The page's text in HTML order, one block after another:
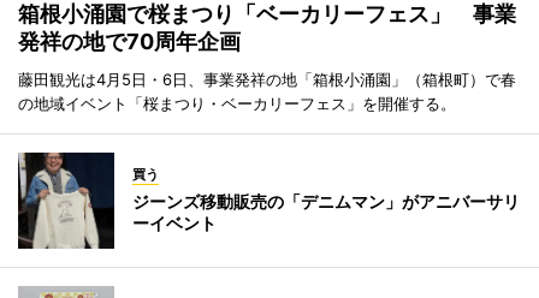
箱根小涌園で桜まつり「ベーカリーフェス」 事業
発祥の地で70周年企画
藤田観光は4月5日・6日、事業発祥の地「箱根小涌園」（箱根町）で春
の地域イベント「桜まつり・ベーカリーフェス」を開催する。
買う
ジーンズ移動販売の「デニムマン」がアニバーサリ
ーイベント